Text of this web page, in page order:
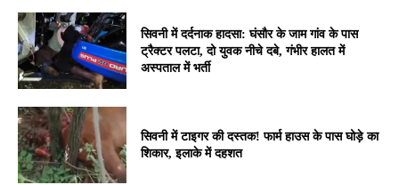
सिवनी में दर्दनाक हादसा: घंसौर के जाम गांव के पास
ट्रैक्टर पलटा, दो युवक नीचे दबे, गंभीर हालत में
अस्पताल में भर्ती
सिवनी में टाइगर की दस्तक! फार्म हाउस के पास घोड़े का
शिकार, इलाके में दहशत